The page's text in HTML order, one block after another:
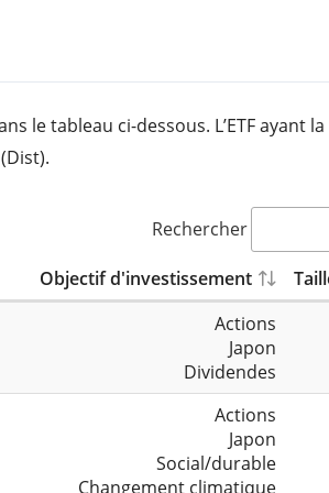
le tableau ci-dessous. L’ETF ayant
Rechercher
Objectif d'investissement
Actions
Japon
Dividendes
Actions
Japon
Social/durable
Changement climatique